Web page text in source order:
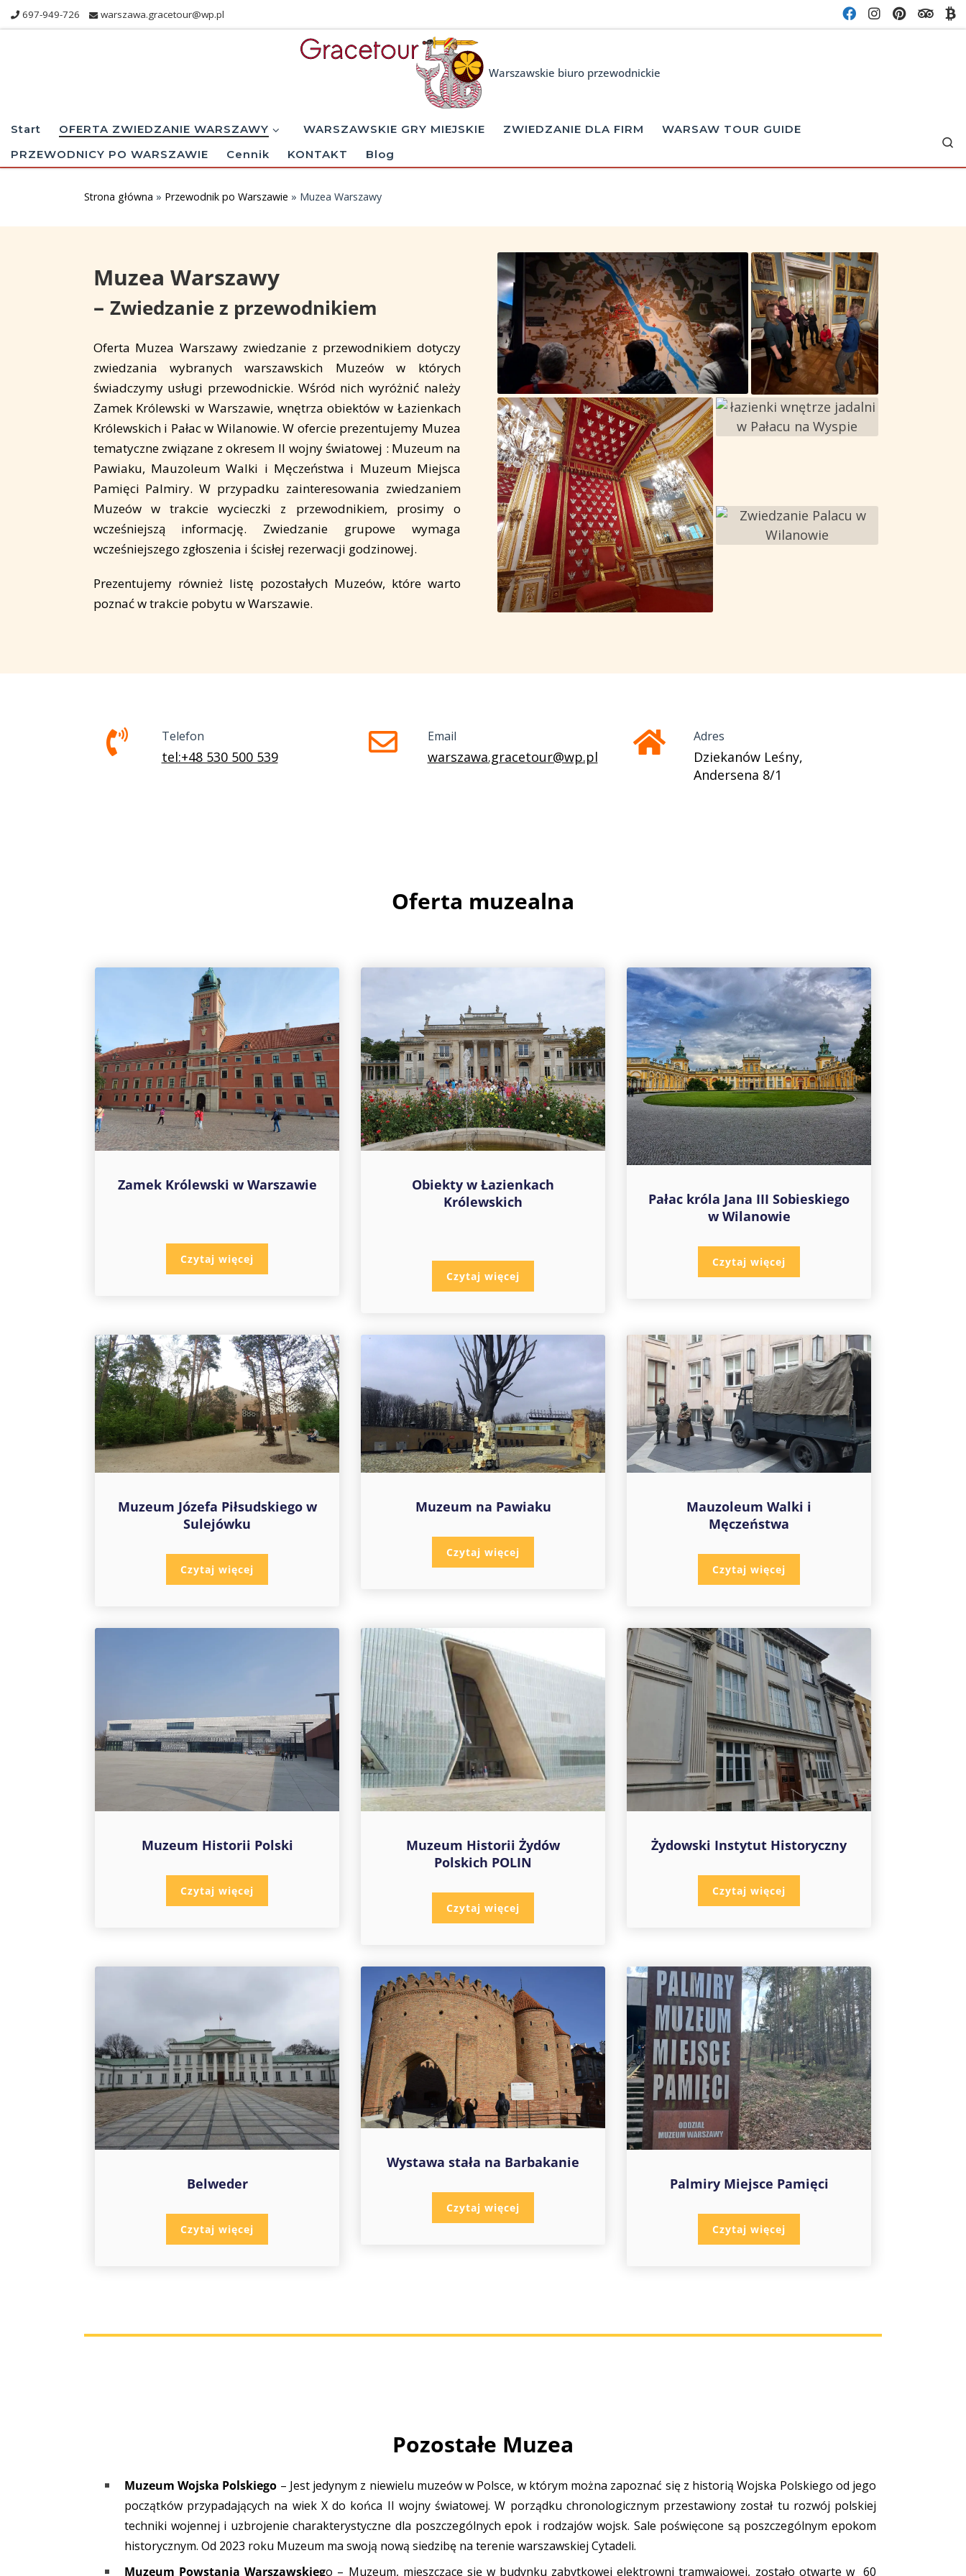
Skip to content
697-949-726 warszawa.gracetour@wp.pl
Warszawskie biuro przewodnickie
Start OFERTA ZWIEDZANIE WARSZAWY WARSZAWSKIE GRY MIEJSKIE ZWIEDZANIE DLA FIRM
WARSAW TOUR GUIDE
PRZEWODNICY PO WARSZAWIE
Cennik KONTAKT Blog
Strona główna » Przewodnik po Warszawie » Muzea Warszawy
Muzea Warszawy
– Zwiedzanie z przewodnikiem
Oferta Muzea Warszawy zwiedzanie z przewodnikiem dotyczy
zwiedzania wybranych warszawskich Muzeów w których
świadczymy usługi przewodnickie. Wśród nich wyróżnić należy
Zamek Królewski w Warszawie, wnętrza obiektów w Łazienkach
Królewskich i Pałac w Wilanowie. W ofercie prezentujemy Muzea
tematyczne związane z okresem II wojny światowej : Muzeum na
Pawiaku, Mauzoleum Walki i Męczeństwa i Muzeum Miejsca
Pamięci Palmiry. W przypadku zainteresowania zwiedzaniem
Muzeów w trakcie wycieczki z przewodnikiem, prosimy o
wcześniejszą informację. Zwiedzanie grupowe wymaga
wcześniejszego zgłoszenia i ścisłej rezerwacji godzinowej.
Prezentujemy również listę pozostałych Muzeów, które warto
poznać w trakcie pobytu w Warszawie.
Telefon
tel:+48 530 500 539
Email
warszawa.gracetour@wp.pl
Adres
Dziekanów Leśny,
Andersena 8/1
Oferta muzealna
Zamek Królewski w Warszawie
Czytaj więcej
Obiekty w Łazienkach
Królewskich
Czytaj więcej
Pałac króla Jana III Sobieskiego
w Wilanowie
Czytaj więcej
Muzeum Józefa Piłsudskiego w
Sulejówku
Czytaj więcej
Muzeum na Pawiaku
Czytaj więcej
Mauzoleum Walki i
Męczeństwa
Czytaj więcej
Muzeum Historii Polski
Czytaj więcej
Muzeum Historii Żydów
Polskich POLIN
Czytaj więcej
Żydowski Instytut Historyczny
Czytaj więcej
Belweder
Czytaj więcej
Wystawa stała na Barbakanie
Czytaj więcej
Palmiry Miejsce Pamięci
Czytaj więcej
Pozostałe Muzea
Muzeum Wojska Polskiego – Jest jedynym z niewielu muzeów w Polsce, w którym można zapoznać się z historią Wojska Polskiego od jego
początków przypadających na wiek X do końca II wojny światowej. W porządku chronologicznym przestawiony został tu rozwój polskiej
techniki wojennej i uzbrojenie charakterystyczne dla poszczególnych epok i rodzajów wojsk. Sale poświęcone są poszczególnym epokom
historycznym. Od 2023 roku Muzeum ma swoją nową siedzibę na terenie warszawskiej Cytadeli.
Muzeum Powstania Warszawskiego – Muzeum, mieszczące się w budynku zabytkowej elektrowni tramwajowej, zostało otwarte w 60